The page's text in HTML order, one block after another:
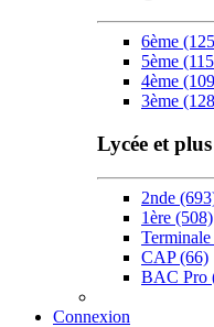
6ème
5ème
4ème
3ème
Lycée et plus
2nde
1ère (508)
Terminale
CAP(66)
BAC Pro
Connexion